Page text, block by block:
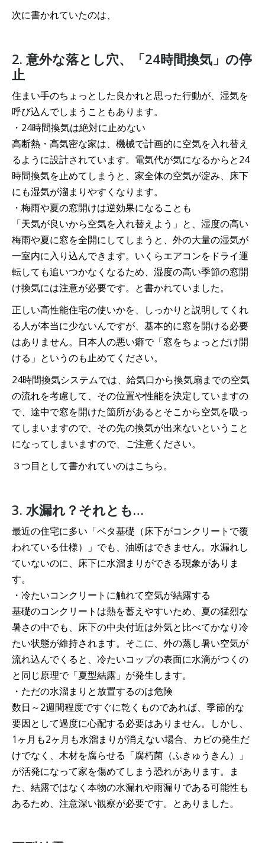
次に書かれていたのは、
2. 意外な落とし穴、「24時間換気」の停
止
住まい手のちょっとした良かれと思った行動が、湿気を
呼び込んでしまうこともあります。
・24時間換気は絶対に止めない
高断熱・高気密な家は、機械で計画的に空気を入れ替え
るように設計されています。電気代が気になるからと24
時間換気を止めてしまうと、家全体の空気が淀み、床下
にも湿気が溜まりやすくなります。
・梅雨や夏の窓開けは逆効果になることも
「天気が良いから空気を入れ替えよう」と、湿度の高い
梅雨や夏に窓を全開にしてしまうと、外の大量の湿気が
一室内に入り込んできます。いくらエアコンをドライ運
転しても追いつかなくなるため、湿度の高い季節の窓開
け換気には注意が必要です。と書かれていました。
正しい高性能住宅の使いかを、しっかりと説明してくれ
る人が本当に少ないんですが、基本的に窓を開ける必要
はありません。日本人の悪い癖で「窓をちょっとだけ開
ける」というのも止めてください。
24時間換気システムでは、給気口から換気扇までの空気
の流れを考慮して、その位置や性能を決定していますの
で、途中で窓を開けた箇所があるとそこから空気を吸っ
てしまいますので、その先の換気が出来ないということ
になってしまいますので、ご注意ください。
３つ目として書かれていのはこちら。
3. 水漏れ？それとも…
最近の住宅に多い「ベタ基礎（床下がコンクリートで覆
われている仕様）」でも、油断はできません。水漏れし
ていないのに、床下に水溜まりができる現象がありま
す。
・冷たいコンクリートに触れて空気が結露する
基礎のコンクリートは熱を蓄えやすいため、夏の猛烈な
暑さの中でも、床下の中央付近は外気と比べてかなり冷
たい状態が維持されます。そこに、外の蒸し暑い空気が
流れ込んでくると、冷たいコップの表面に水滴がつくの
と同じ原理で「夏型結露」が発生します。
・ただの水溜まりと放置するのは危険
数日～2週間程度ですぐに乾くものであれば、季節的な
要因として過度に心配する必要はありません。しかし、
1ヶ月も2ヶ月も水溜まりが消えない場合、カビの発生だ
けでなく、木材を腐らせる「腐朽菌（ふきゅうきん）」
が活発になって家を傷めてしまう恐れがあります。ま
た、結露ではなく本物の水漏れや雨漏りである可能性も
あるため、注意深い観察が必要です。とありました。